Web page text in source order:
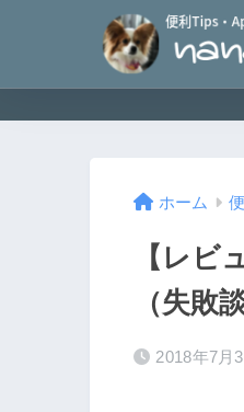
ホーム
【レビ
（失敗
2018年7月